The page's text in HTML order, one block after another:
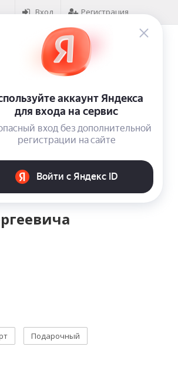
Вход Регистрация
Корзина ( 0)
на сумму0₽
КОНТАКТЫ ОТЗЫВЫ
1
Подарочный